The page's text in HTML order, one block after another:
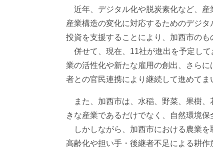
近年、デジタル化や脱炭素化など、産
産業構造の変化に対応するためのデジ
投資を支援することにより、加西市のも
併せて、現在、11社が進出を予定し
業の活性化や新たな雇用の創出、さら
者との官民連携により継続して進めてま
また、加西市は、水稲、野菜、果樹、
きな産業であるだけでなく、自然環境
しかしながら、加西市における農業を
高齢化や担い手・後継者不足による耕作